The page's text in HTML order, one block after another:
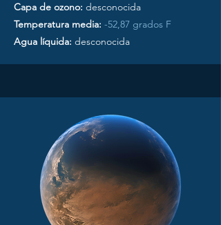
Capa de ozono: desconocida
Temperatura media: -52,87 grados F
Agua líquida: desconocida